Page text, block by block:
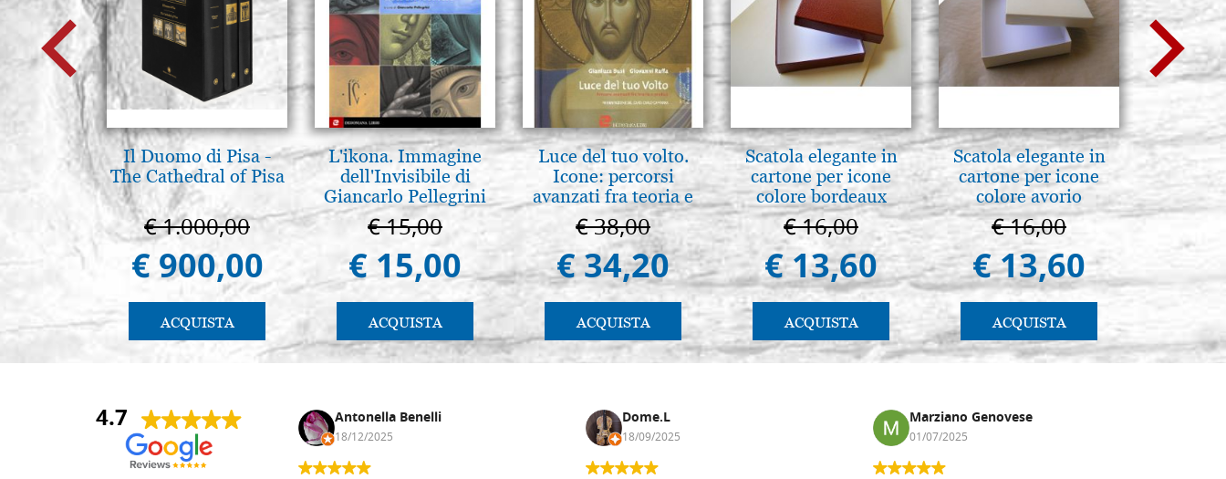
Il Duomo di Pisa -
The Cathedral of Pisa
€ 1.000,00
€ 900,00
ACQUISTA
L'ikona. Immagine
dell'Invisibile di
Giancarlo Pellegrini
€ 15,00
€ 15,00
ACQUISTA
Luce del tuo volto.
Icone: percorsi
avanzati fra teoria e
pratica. pg. 430
€ 38,00
€ 34,20
ACQUISTA
Scatola elegante in
cartone per icone
colore bordeaux
€ 16,00
€ 13,60
ACQUISTA
Scatola elegante in
cartone per icone
colore avorio
€ 16,00
€ 13,60
ACQUISTA
della
€
4.7
Andrea Monguzzi Antonella Benelli
18/12/2025
Dome.L
18/09/2025
Marziano Genovese
01/07/2025